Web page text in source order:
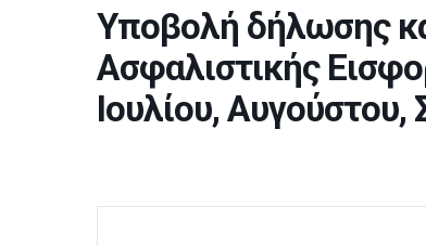
Υποβολή δήλωσης
Ασφαλιστικής
Ιουλίου,